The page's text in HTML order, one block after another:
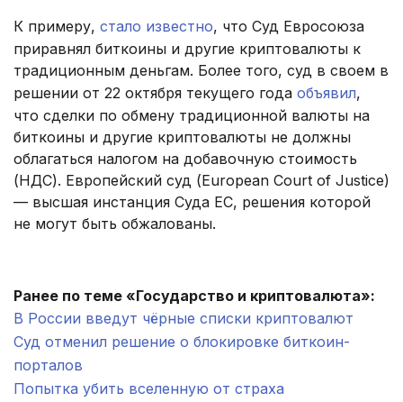
К примеру, стало известно, что Суд Евросоюза
приравнял биткоины и другие криптовалюты к
традиционным деньгам. Более того, суд в своем в
решении от 22 октября текущего года объявил,
что сделки по обмену традиционной валюты на
биткоины и другие криптовалюты не должны
облагаться налогом на добавочную стоимость
(НДС). Европейский суд (European Court of Justice)
— высшая инстанция Суда ЕС, решения которой
не могут быть обжалованы.
Ранее по теме «Государство и криптовалюта»:
В России введут чёрные списки криптовалют
Суд отменил решение о блокировке биткоин-
порталов
Попытка убить вселенную от страха